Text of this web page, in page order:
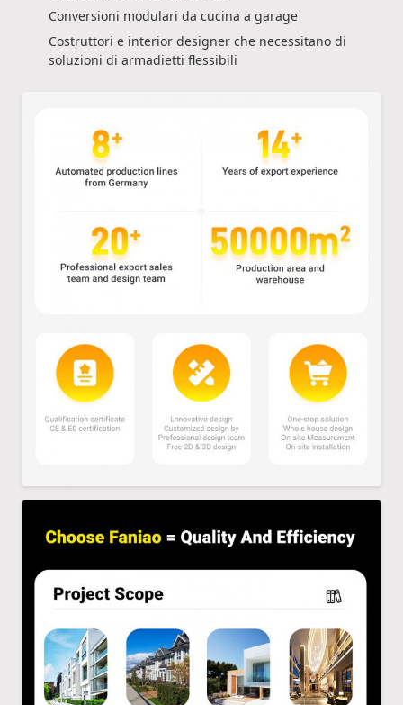
Conversioni modulari da cucina a garage
Costruttori e interior designer che necessitano di
soluzioni di armadietti flessibili